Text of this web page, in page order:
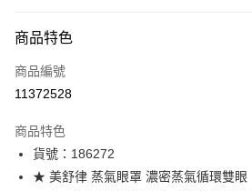
icash Pay
信用卡一次付款
LINE Pay
Apple Pay
商品特色
商品編號
11372528
商品特色
貨號：186272
★ 美舒律 蒸氣眼罩 濃密蒸氣循環雙眼